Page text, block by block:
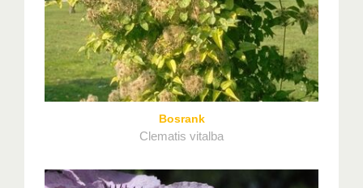
Bosrank
Clematis vitalba